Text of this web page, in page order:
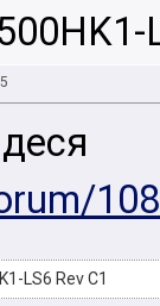
LS6 Rev C1